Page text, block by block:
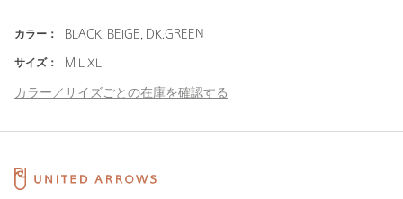
カラー： BLACK, BEIGE, DK.GREEN
サイズ： M L XL
カラー／サイズごとの在庫を確認する